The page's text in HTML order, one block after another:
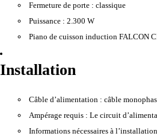
Fermeture de porte : classique
Puissance : 2.300 W
Piano de cuisson induction FALCON
Installation
Câble d’alimentation : câble
Ampérage requis : Le circuit
Informations nécessaires à